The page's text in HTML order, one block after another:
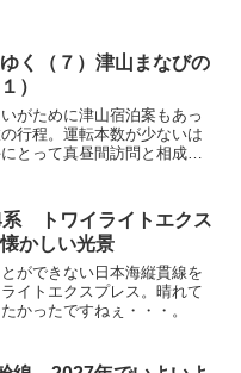
くまでは行かない運用に充
も？
く（７）津山まなびの
）
がために津山宿泊案もあっ
行程。運転本数が少ないは
とって真昼間訪問と相成り
りまくり(^ ^;;まず今回は導
体がわかるような写真ばか
ました。さて次回はアレの
系 トワイライトエクス
かしい光景
ができない日本海縦貫線を
イトエクスプレス。晴れて
かったですねぇ・・・。